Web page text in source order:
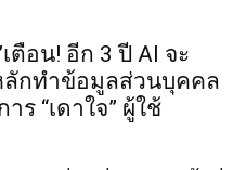
เตือน! อีก 3 ปี AI จะ
ลักทำข้อมูลส่วนบุคคล
ร “เดาใจ” ผู้ใช้